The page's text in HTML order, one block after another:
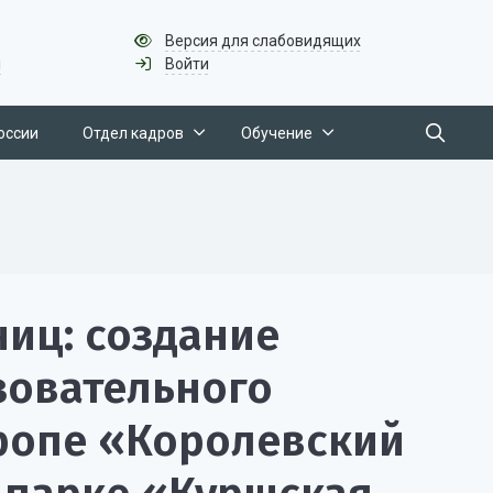
Версия для слабовидящих
Войти
Отдел кадров Обучение
создание
«Королевский